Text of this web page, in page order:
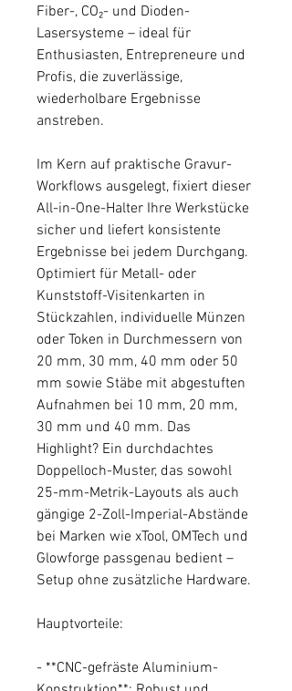
Fiber-, CO₂- und Dioden-
Lasersysteme – ideal für
Enthusiasten, Entrepreneure und
Profis, die zuverlässige,
wiederholbare Ergebnisse
anstreben.
Im Kern auf praktische Gravur-
Workflows ausgelegt, fixiert dieser
All-in-One-Halter Ihre Werkstücke
sicher und liefert konsistente
Ergebnisse bei jedem Durchgang.
Optimiert für Metall- oder
Kunststoff-Visitenkarten in
Stückzahlen, individuelle Münzen
oder Token in Durchmessern von
20 mm, 30 mm, 40 mm oder 50
mm sowie Stäbe mit abgestuften
Aufnahmen bei 10 mm, 20 mm,
30 mm und 40 mm. Das
Highlight? Ein durchdachtes
Doppelloch-Muster, das sowohl
25-mm-Metrik-Layouts als auch
gängige 2-Zoll-Imperial-Abstände
bei Marken wie xTool, OMTech und
Glowforge passgenau bedient –
Setup ohne zusätzliche Hardware.
Hauptvorteile:
- **CNC-gefräste Aluminium-